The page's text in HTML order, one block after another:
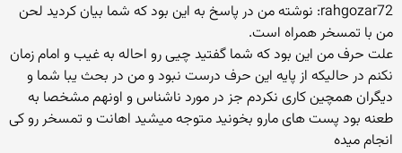
rahgozar72: نوشته من در پاسخ به این بود که شما بیان کردید لحن
من با تمسخر همراه است.
علت حرف من این بود که شما گفتید چیی رو احاله به غیب و امام زمان
نکنم در حالیکه از پایه این حرف درست نبود و من در بحث یبا شما و
دیگران همچین کاری نکردم جز در مورد ناشناس و اونهم مشخصا به
طعنه بود پست های مارو بخونید متوجه میشید اهانت و تمسخر رو کی
انجام میده